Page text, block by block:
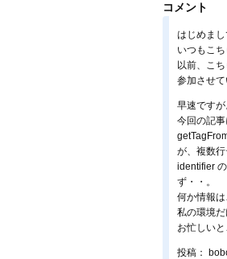
コメント
はじめまし
いつもこ
以前、こ
参加させて
早速ですが
今回の記
が、複数行
identifier
ず・・。
何か情報は
私の環境だ
お忙しい
投稿：